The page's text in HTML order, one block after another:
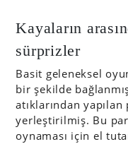
Kayaların
sürprizler
Basit geleneksel
bir şekilde
atıklarından
yerleştirilmiş. Bu
oynaması için el